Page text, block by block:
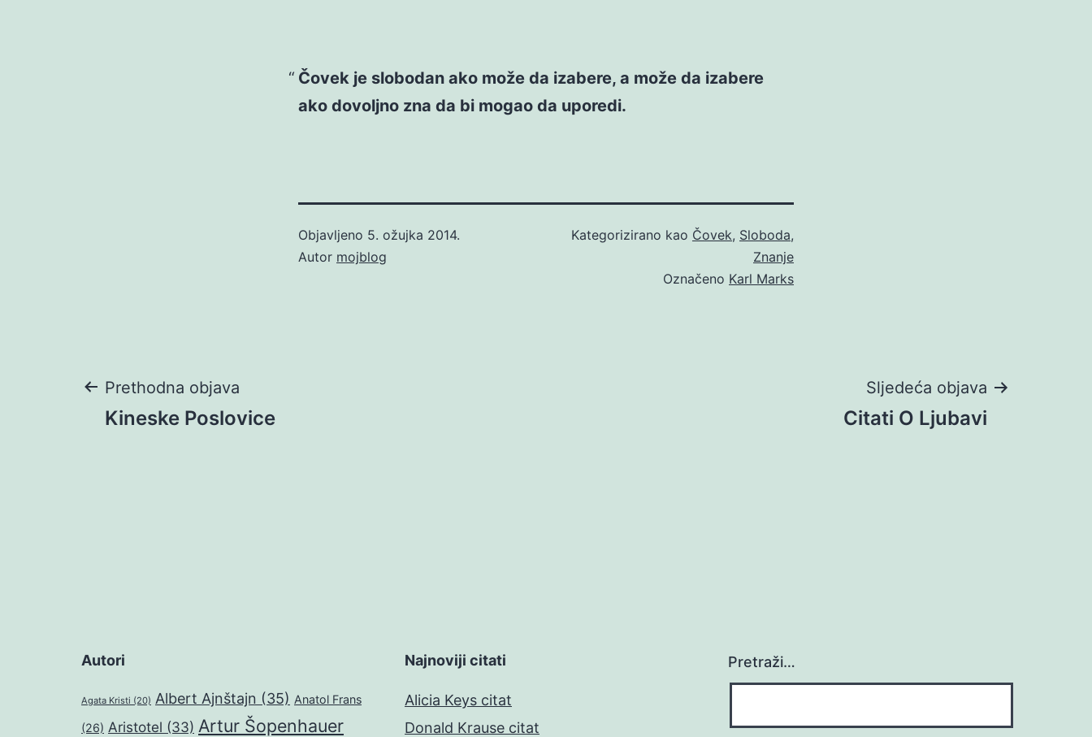
Čovek je slobodan ako može da izabere, a može da izabere
ako dovoljno zna da bi mogao da uporedi.
Objavljeno 5. ožujka 2014.
Autor mojblog
Kategorizirano kao Čovek, Sloboda,
Znanje
Označeno Karl Marks
Navigacija
Prethodna objava
Kineske Poslovice
Sljedeća objava
Citati O Ljubavi
Autori
Agata Kristi (20) Albert Ajnštajn (35) Anatol Frans
(26) Aristotel (33) Artur Šopenhauer
Najnoviji citati
Alicia Keys citat
Donald Krause citat
Pretraži…